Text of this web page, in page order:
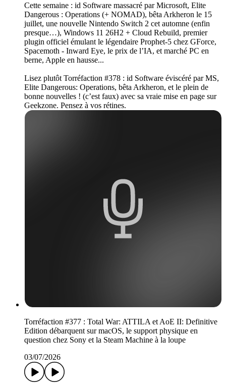
Cette semaine : id Software massacré par Microsoft, Elite
Dangerous : Operations (+ NOMAD), bêta Arkheron le 15
juillet, une nouvelle Nintendo Switch 2 cet automne (enfin
presque…), Windows 11 26H2 + Cloud Rebuild, premier
plugin officiel émulant le légendaire Prophet-5 chez GForce,
Spacemoth - Inward Eye, le prix de l’IA, et marché PC en
berne, Apple en hausse...
Lisez plutôt Torréfaction #378 : id Software éviscéré par MS,
Elite Dangerous: Operations, bêta Arkheron, et le plein de
bonne nouvelles ! (c’est faux) avec sa vraie mise en page sur
Geekzone. Pensez à vos rétines.
Torréfaction #377 : Total War: ATTILA et AoE II: Definitive
Edition débarquent sur macOS, le support physique en
question chez Sony et la Steam Machine à la loupe
03/07/2026